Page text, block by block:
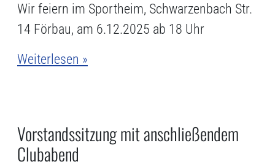
Wir feiern im Sportheim, Schwarzenbach Str.
14 Förbau, am 6.12.2025 ab 18 Uhr
Weiterlesen »
Vorstandssitzung mit anschließendem
Clubabend